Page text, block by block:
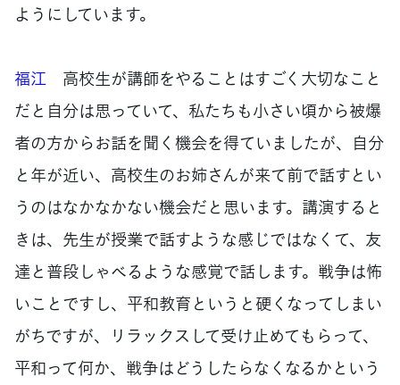
ようにしています。
福江 高校生が講師をやることはすごく大切なこと
だと自分は思っていて、私たちも小さい頃から被爆
者の方からお話を聞く機会を得ていましたが、自分
と年が近い、高校生のお姉さんが来て前で話すとい
うのはなかなかない機会だと思います。講演すると
きは、先生が授業で話すような感じではなくて、友
達と普段しゃべるような感覚で話します。戦争は怖
いことですし、平和教育というと硬くなってしまい
がちですが、リラックスして受け止めてもらって、
平和って何か、戦争はどうしたらなくなるかという